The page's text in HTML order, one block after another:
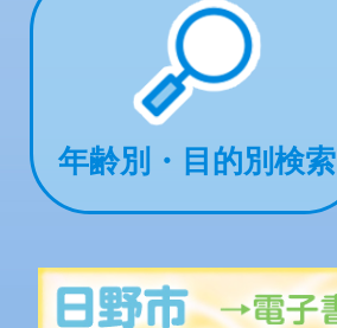
年齢別・目的別検索